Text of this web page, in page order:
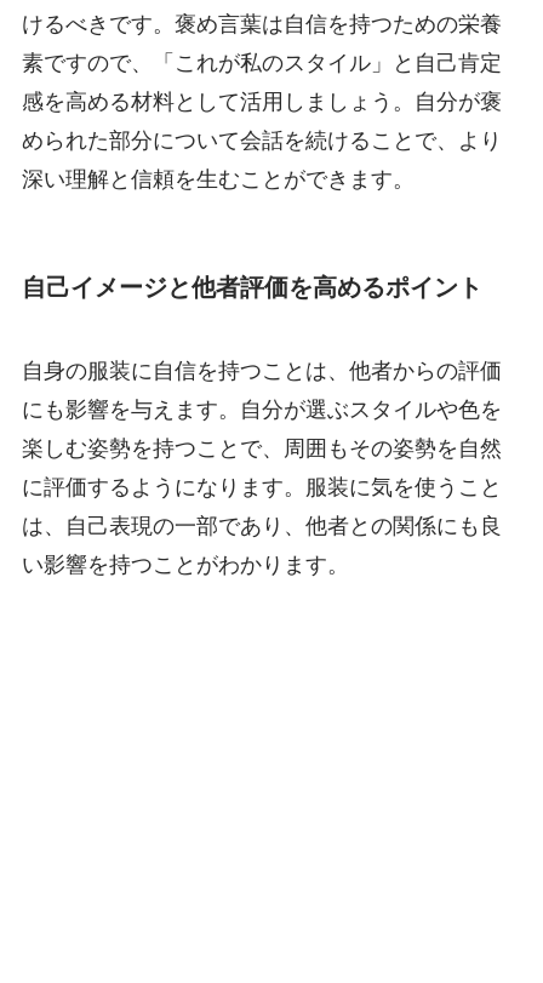
けるべきです。褒め言葉は自信を持つための栄養
素ですので、「これが私のスタイル」と自己肯定
感を高める材料として活用しましょう。自分が褒
められた部分について会話を続けることで、より
深い理解と信頼を生むことができます。
自己イメージと他者評価を高めるポイント
自身の服装に自信を持つことは、他者からの評価
にも影響を与えます。自分が選ぶスタイルや色を
楽しむ姿勢を持つことで、周囲もその姿勢を自然
に評価するようになります。服装に気を使うこと
は、自己表現の一部であり、他者との関係にも良
い影響を持つことがわかります。